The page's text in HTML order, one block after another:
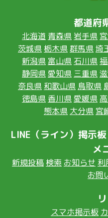
都道府
北海道 青森県 岩手県
茨城県 栃木県群馬県埼
新潟県 富山県 石川県
静岡県愛知県 三重県
奈良県 和歌山県 鳥取県
徳島県 香川県愛媛県
熊本県 大分県 宮
LINE（ライン）掲示
メ
新規投稿 検索 お知らせ 利
お問
スマホ掲示板